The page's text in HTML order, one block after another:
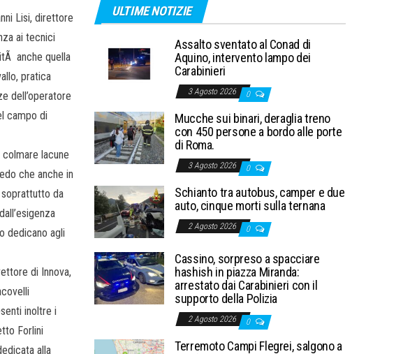
Lisi, direttore
ai tecnici
anche quella
pratica
dell’operatore
campo di
lacune
che anche in
da
dedicano agli
di Innova,
inoltre i
Forlini
alla
ULTIME NOTIZIE
Assalto sventato al Conad di
Aquino, intervento lampo dei
Carabinieri
3 Agosto 2026 0
Mucche sui binari, deraglia treno
con 450 persone a bordo alle porte
di Roma.
3 Agosto 2026 0
Schianto tra autobus, camper e due
auto, cinque morti sulla ternana
2 Agosto 2026 0
Cassino, sorpreso a spacciare
hashish in piazza Miranda:
arrestato dai Carabinieri con il
supporto della Polizia
2 Agosto 2026 0
Terremoto Campi Flegrei, salgono a